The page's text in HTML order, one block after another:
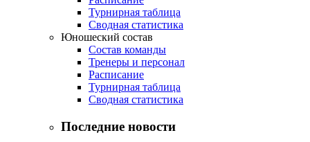
Турнирная таблица
Сводная статистика
Юношеский состав
Состав команды
Тренеры и персонал
Расписание
Турнирная таблица
Сводная статистика
Последние новости